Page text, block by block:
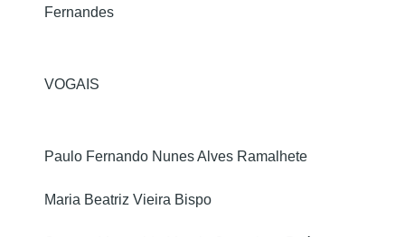
Fernandes
VOGAIS
Paulo Fernando Nunes Alves Ramalhete
Maria Beatriz Vieira Bispo